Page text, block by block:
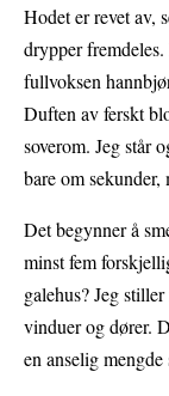
Hodet er revet av,
drypper
fullvoksen
Duften av ferskt
soverom. Jeg står
bare om
Det begynner å
minst fem
galehus? Jeg
vinduer og dører.
en anselig